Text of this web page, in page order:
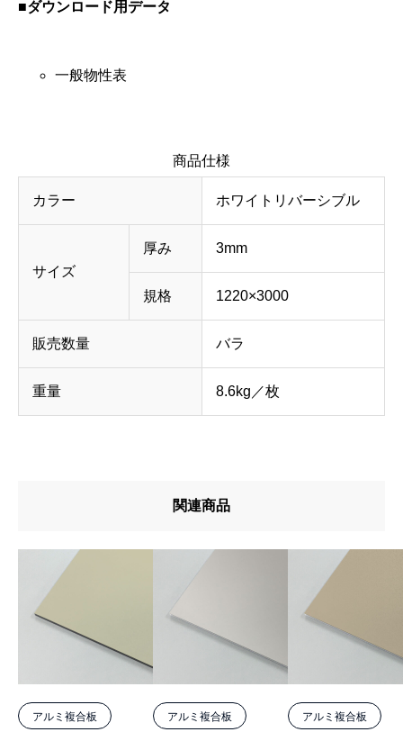
■ダウンロード用データ
一般物性表
商品仕様
カラー ホワイトリバーシブル
サイズ
厚み 3mm
規格 1220×3000
販売数量 バラ
重量 8.6kg／枚
関連商品
アルミ複合板 アルミ複合板 アルミ複合板